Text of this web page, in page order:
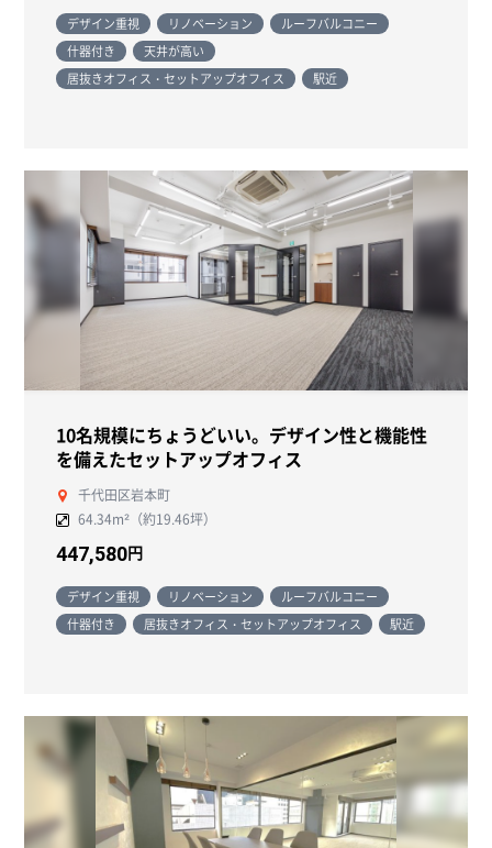
デザイン重視 リノベーション
ルーフバルコニー
什器付き
天井が高い
居抜きオフィス・セットアップオフィス
駅近
10名規模にちょうどいい。デザイン性と機能性
を備えたセットアップオフィス
千代田区岩本町
64.34m²（約19.46坪）
447,580円
デザイン重視 リノベーション
ルーフバルコニー
什器付き
居抜きオフィス・セットアップオフィス 駅近